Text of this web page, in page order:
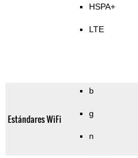
HSPA+
LTE
Estándares WiFi
b
g
n